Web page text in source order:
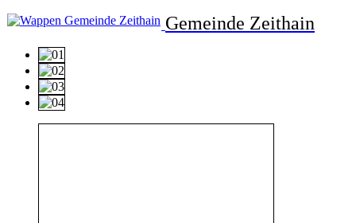
Gemeinde Zeithain